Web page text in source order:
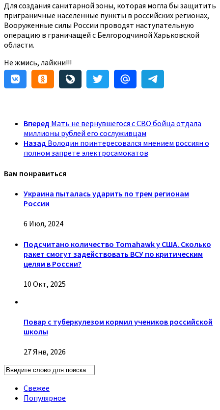
Для создания санитарной зоны, которая могла бы защитить
приграничные населенные пункты в российских регионах,
Вооруженные силы России проводят наступательную
операцию в граничащей с Белгородчиной Харьковской
области.
Не жмись, лайкни!!!
Вперед Мать не вернувшегося с СВО бойца отдала
миллионы рублей его сослуживцам
Назад Володин поинтересовался мнением россиян о
полном запрете электросамокатов
Вам понравиться
Украина пыталась ударить по трем регионам
России
6 Июл, 2024
Подсчитано количество Tomahawk у США. Сколько
ракет смогут задействовать ВСУ по критическим
целям в России?
10 Окт, 2025
Повар с туберкулезом кормил учеников российской
школы
27 Янв, 2026
Свежее
Популярное